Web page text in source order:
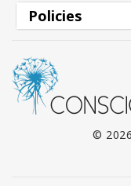
Policies
©